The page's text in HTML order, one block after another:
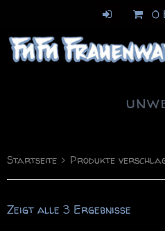
0
Startseite Produkte
Zeigt alle 3 Ergebnisse